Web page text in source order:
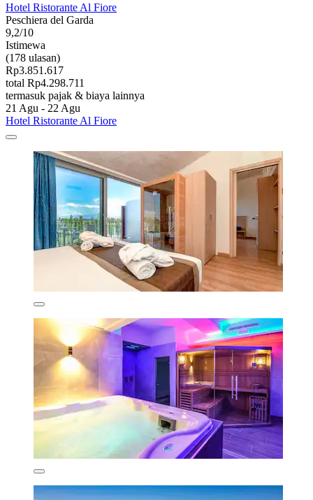
Hotel Ristorante Al Fiore
Peschiera del Garda
9,2/10
Istimewa
(178 ulasan)
Rp3.851.617
total Rp4.298.711
termasuk pajak & biaya lainnya
21 Agu - 22 Agu
Hotel Ristorante Al Fiore